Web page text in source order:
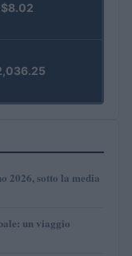
$8.02
2026, sotto la media
un viaggio